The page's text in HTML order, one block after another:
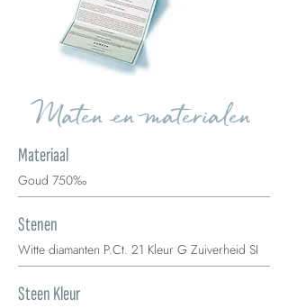
Maten en materialen
Materiaal
Goud 750‰
Stenen
Witte diamanten P.Ct. 21 Kleur G Zuiverheid SI
Steen Kleur